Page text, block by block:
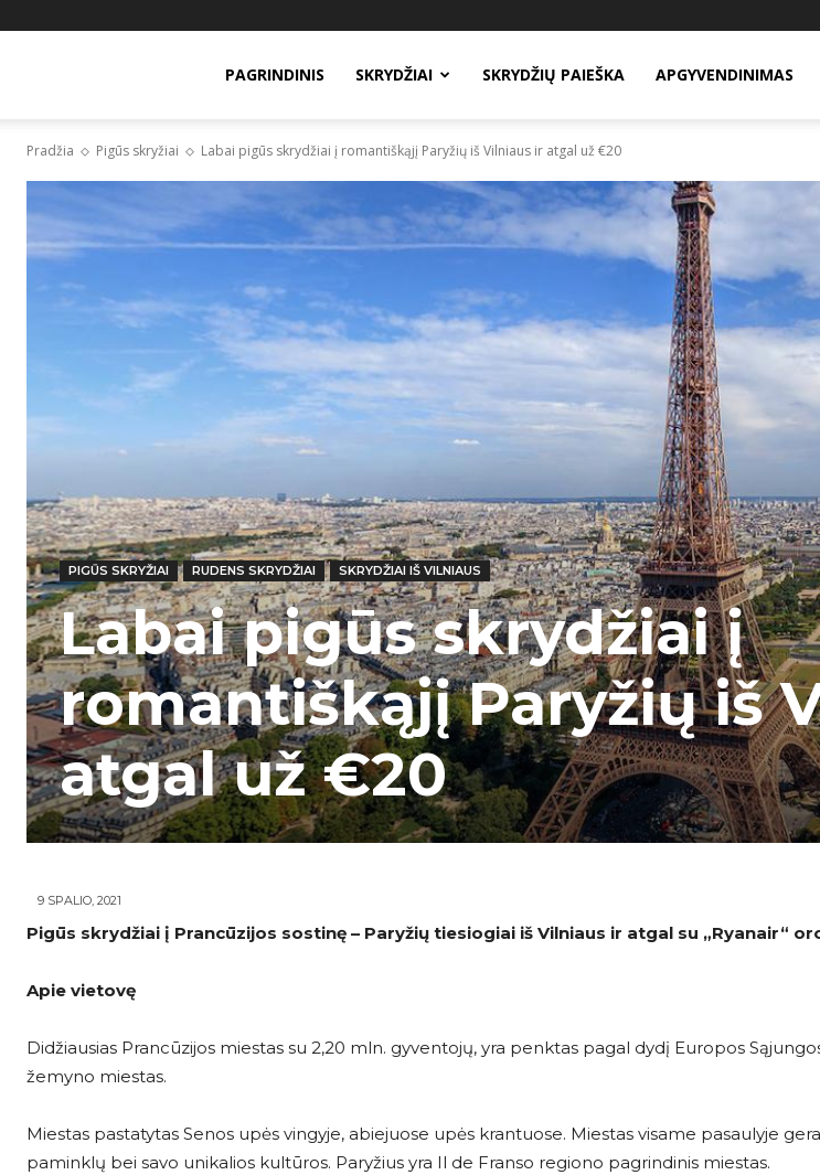
PAGRINDINIS SKRYDŽIAI SKRYDŽIŲ PAIEŠKA APGYVENDINIMAS
Pradžia Pigūs skryžiai Labai pigūs skrydžiai į romantiškąjį Paryžių iš Vilniaus ir atgal už €20
PIGŪS SKRYŽIAI RUDENS SKRYDŽIAI SKRYDŽIAI IŠ VILNIAUS
Labai pigūs skrydžiai į
romantiškąjį Paryžių iš
atgal už €20
9 SPALIO, 2021
Pigūs skrydžiai į Prancūzijos sostinę – Paryžių tiesiogiai iš Vilniaus ir atgal su „Ryanair“
Apie vietovę
Didžiausias Prancūzijos miestas su 2,20 mln. gyventojų, yra penktas pagal dydį Europos
žemyno miestas.
Miestas pastatytas Senos upės vingyje, abiejuose upės krantuose. Miestas visame pasaulyje
paminklų bei savo unikalios kultūros. Paryžius yra Il de Franso regiono pagrindinis miestas.